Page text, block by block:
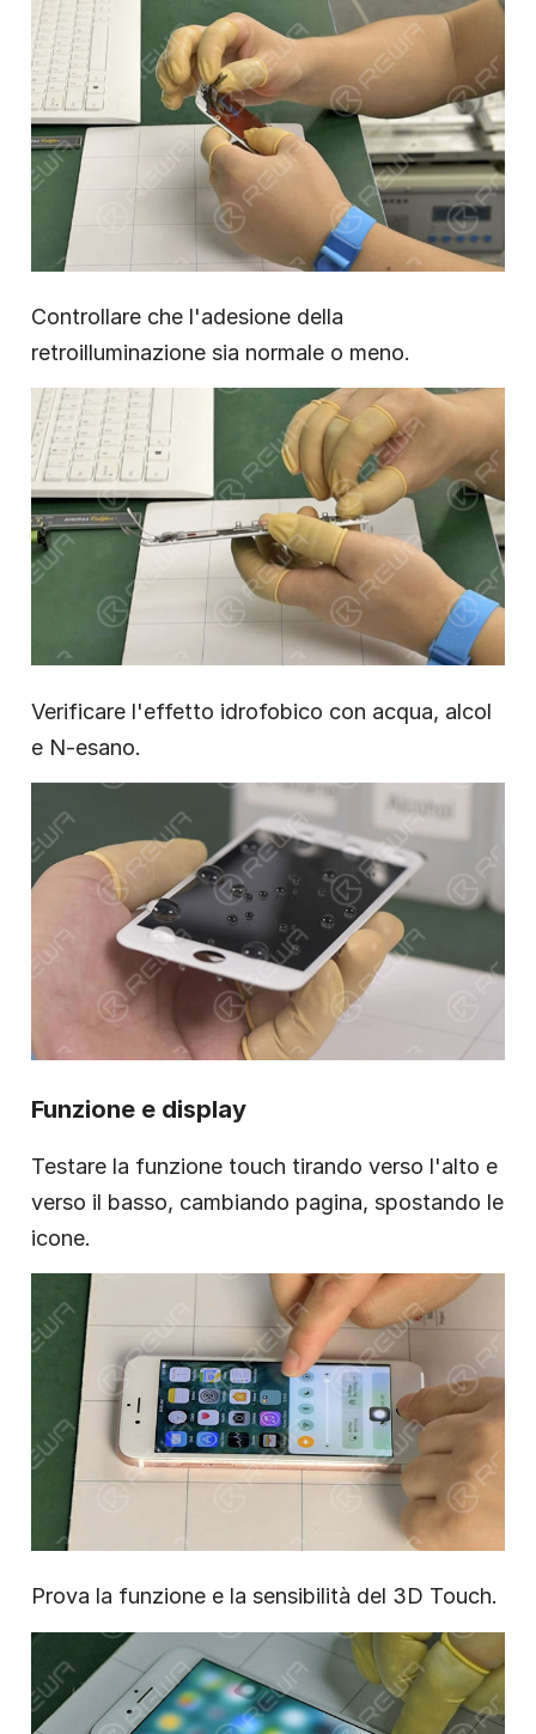
Controllare che l'adesione della
retroilluminazione sia normale o meno.
Verificare l'effetto idrofobico con acqua, alcol
e N-esano.
Funzione e display
Testare la funzione touch tirando verso l'alto e
verso il basso, cambiando pagina, spostando le
icone.
Prova la funzione e la sensibilità del 3D Touch.